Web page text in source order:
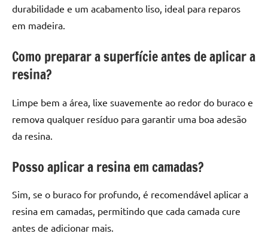
durabilidade e um acabamento liso, ideal para reparos
em madeira.
Como preparar a superfície antes de aplicar a
resina?
Limpe bem a área, lixe suavemente ao redor do buraco e
remova qualquer resíduo para garantir uma boa adesão
da resina.
Posso aplicar a resina em camadas?
Sim, se o buraco for profundo, é recomendável aplicar a
resina em camadas, permitindo que cada camada cure
antes de adicionar mais.